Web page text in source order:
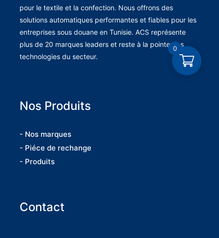
pour le textile et la confection. Nous offrons des
solutions automatiques performantes et fiables pour les
entreprises sous douane en Tunisie. ACS représente
plus de 20 marques leaders et reste à la pointe des
technologies du secteur.
Nos Produits
- Nos marques
- Piéce de rechange
- Produits
Contact
0